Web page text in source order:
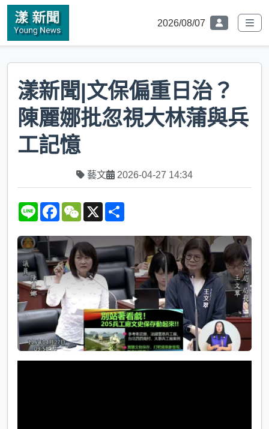
2026/08/07
漾新聞|文保偏重日治？
陳麗娜批忽視大林蒲與兵
工記憶
藝文 2026-04-27 14:34
L
e
F
e
o
o
k
W
h
a
t
X
r
e